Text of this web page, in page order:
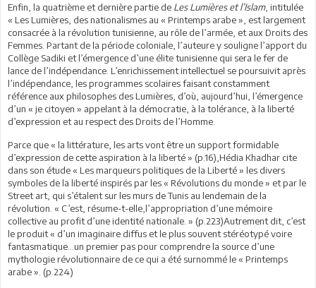
Enfin, la quatrième et dernière partie de Les Lumières et l’Islam, intitulée
« Les Lumières, des nationalismes au « Printemps arabe », est largement
consacrée à la révolution tunisienne, au rôle de l’armée, et aux Droits des
Femmes. Partant de la période coloniale, l’auteure y souligne l’apport du
Collège Sadiki et l’émergence d’une élite tunisienne qui sera le fer de
lance de l’indépendance. L’enrichissement intellectuel se poursuivit après
l’indépendance, les programmes scolaires faisant constamment
référence aux philosophes des Lumières, d’où, aujourd’hui, l’émergence
d’un « je citoyen » appelant à la démocratie, à la tolérance, à la liberté
d’expression et au respect des Droits de l’Homme.
Parce que « la littérature, les arts vont être un support formidable
d’expression de cette aspiration à la liberté » (p.16),Hédia Khadhar cite
dans son étude « Les marqueurs politiques de la Liberté » les divers
symboles de la liberté inspirés par les « Révolutions du monde » et par le
Street art, qui s’étalent sur les murs de Tunis au lendemain de la
révolution. « C’est, résume-t-elle,l’appropriation d’une mémoire
collective au profit d’une identité nationale. » (p.223)Autrement dit, c’est
le produit « d’un imaginaire diffus et le plus souvent stéréotypé voire
fantasmatique…un premier pas pour comprendre la source d’une
mythologie révolutionnaire de ce qui a été surnommé le « Printemps
arabe ». (p.224)